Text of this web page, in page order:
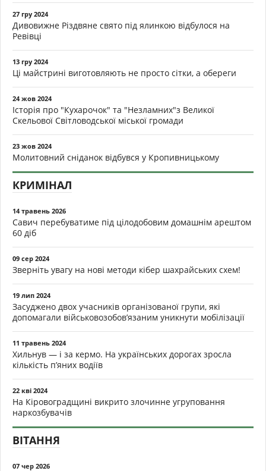
27 гру 2024
Дивовижне Різдвяне свято під ялинкою відбулося на
Ревівці
13 гру 2024
Ці майстрині виготовляють не просто сітки, а обереги
24 жов 2024
Історія про "Кухарочок" та "Незламних"з Великої
Скельової Світловодської міської громади
23 жов 2024
Молитовний сніданок відбувся у Кропивницькому
КРИМІНАЛ
14 травень 2026
Савич перебуватиме під цілодобовим домашнім арештом
60 діб
09 сер 2024
Зверніть увагу на нові методи кібер шахрайських схем!
19 лип 2024
Засуджено двох учасників організованої групи, які
допомагали військовозобов’язаним уникнути мобілізації
11 травень 2024
Хильнув — і за кермо. На українських дорогах зросла
кількість п’яних водіїв
22 кві 2024
На Кіровоградщині викрито злочинне угруповання
наркозбувачів
ВІТАННЯ
07 чер 2026